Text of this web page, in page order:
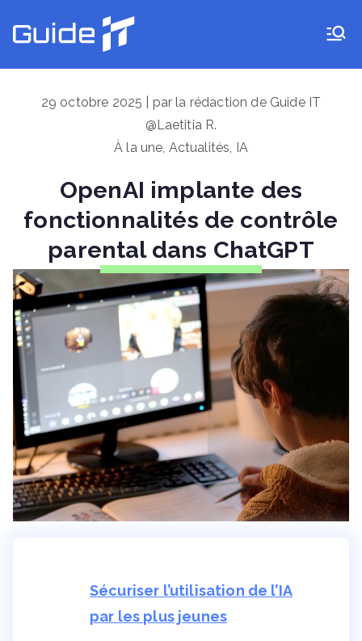
au
29 octobre 2025 | par la rédaction de Guide IT
@Laetitia R.
À la une, Actualités, IA
OpenAI implante des
fonctionnalités de contrôle
parental dans ChatGPT
Sécuriser l’utilisation de l’IA
par les plus jeunes